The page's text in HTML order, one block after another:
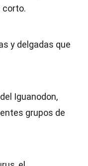
corto.
y delgadas que
Iguanodon,
grupos de